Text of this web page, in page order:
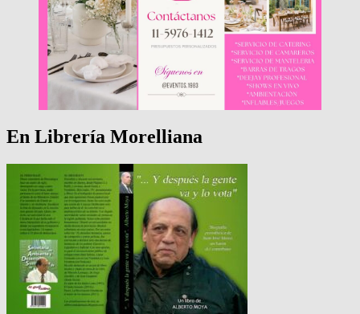
En Librería Morelliana